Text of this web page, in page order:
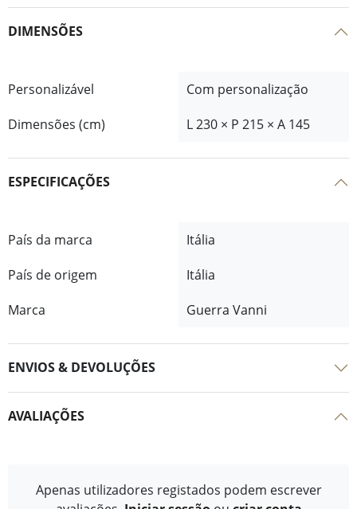
DIMENSÕES
Personalizável
Com personalização
Dimensões (cm)
L 230 × P 215 × A 145
ESPECIFICAÇÕES
País da marca
Itália
País de origem
Itália
Marca
Guerra Vanni
ENVIOS & DEVOLUÇÕES
AVALIAÇÕES
Apenas utilizadores registados podem escrever